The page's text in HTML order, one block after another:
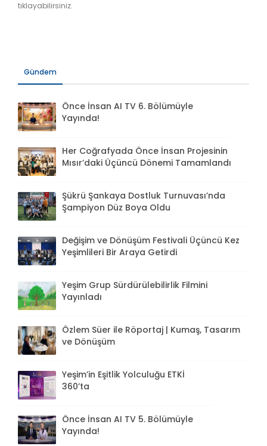
tıklayabilirsiniz.
Gündem
Önce İnsan AI TV 6. Bölümüyle
Yayında!
Her Coğrafyada Önce İnsan Projesinin
Mısır’daki Üçüncü Dönemi Tamamlandı
Şükrü Şankaya Dostluk Turnuvası’nda
Şampiyon Düz Boya Oldu
Değişim ve Dönüşüm Festivali Üçüncü Kez
Yeşimlileri Bir Araya Getirdi
Yeşim Grup Sürdürülebilirlik Filmini
Yayınladı
Özlem Süer ile Röportaj | Kumaş, Tasarım
ve Dönüşüm
Yeşim’in Eşitlik Yolculuğu ETKİ
360’ta
Önce İnsan AI TV 5. Bölümüyle
Yayında!